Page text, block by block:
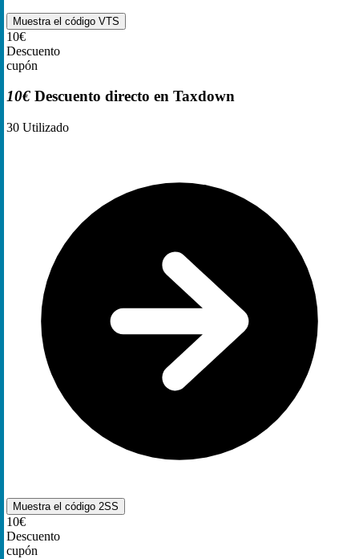
Muestra el código VTS
10€
Descuento
cupón
10€ Descuento directo en Taxdown
30 Utilizado
Muestra el código 2SS
10€
Descuento
cupón